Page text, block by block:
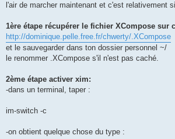
l'air de marcher maintenant et c'est relativement
1ère étape récupérer le fichier XCompose sur
http://dominique.pelle.free.fr/chwerty/.XCompose
et le sauvegarder dans ton dossier personnel ~/
le renommer .XCompose s'il n'est pas caché.
2ème étape activer xim:
-dans un terminal, taper :
im-switch -c
-on obtient quelque chose du type :